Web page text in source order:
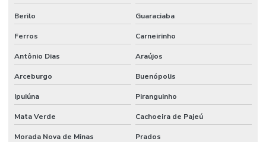
Berilo Guaraciaba
Ferros Carneirinho
Antônio Dias Araújos
Arceburgo Buenópolis
Ipuiúna Piranguinho
Mata Verde Cachoeira de Pajeú
Morada Nova de Minas Prados